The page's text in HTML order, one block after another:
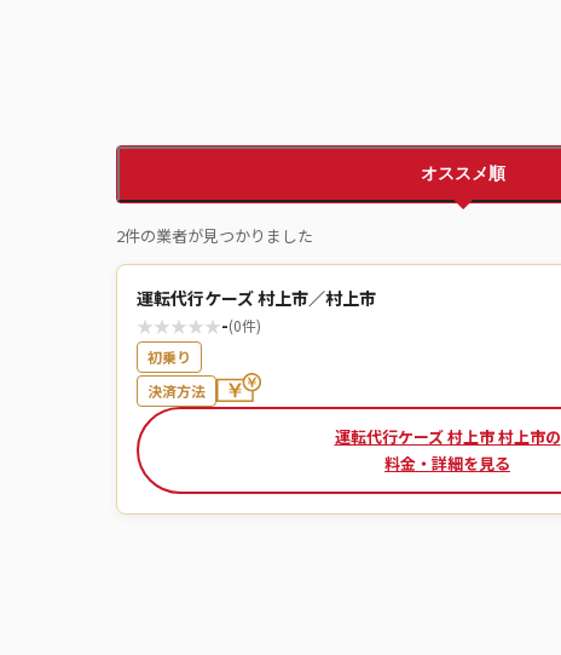
オススメ順
2件の業者が見つかりました
運転代行ケーズ 村上市／村上市
★★★★★-(0件)
初乗り
決済方法
運転代行ケーズ 村上市 村上市の
料金・詳細を見る